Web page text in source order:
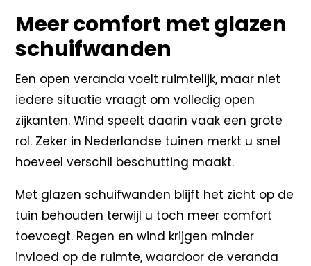
Meer comfort met glazen
schuifwanden
Een open veranda voelt ruimtelijk, maar niet
iedere situatie vraagt om volledig open
zijkanten. Wind speelt daarin vaak een grote
rol. Zeker in Nederlandse tuinen merkt u snel
hoeveel verschil beschutting maakt.
Met glazen schuifwanden blijft het zicht op de
tuin behouden terwijl u toch meer comfort
toevoegt. Regen en wind krijgen minder
invloed op de ruimte, waardoor de veranda